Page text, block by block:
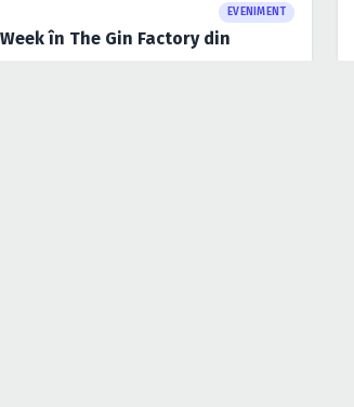
EVENIMENT
în Kasho Club din Braşov